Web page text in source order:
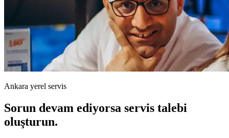
Ankara yerel servis
Sorun devam ediyorsa servis talebi
oluşturun.